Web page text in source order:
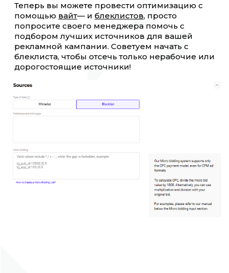
Теперь вы можете провести оптимизацию с
помощью вайт— и блеклистов, просто
попросите своего менеджера помочь с
подбором лучших источников для вашей
рекламной кампании. Советуем начать с
блеклиста, чтобы отсечь только нерабочие или
дорогостоящие источники!